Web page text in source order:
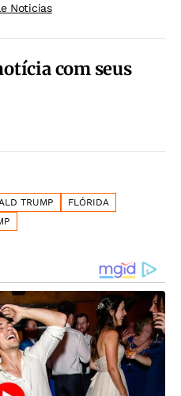
Noticias
com seus
TRUMP
FLÓRIDA